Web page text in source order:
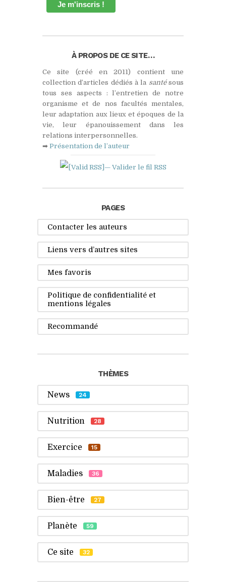
À PROPOS DE CE SITE…
Ce site (créé en 2011) contient une
collection d’articles dédiés à la santésous
tous ses aspects : l’entretien de notre
organisme et de nos facultés mentales,
leur adaptation aux lieux et époques de la
vie, leur épanouissement dans les
relations interpersonnelles.
➡ Présentation de l’auteur
— Valider le fil RSS
PAGES
Contacter les auteurs
Liens vers d’autres sites
Mes favoris
Politique de confidentialité et
mentions légales
Recommandé
THÈMES
News 24
Nutrition 28
Exercice 15
Maladies 36
Bien-être 27
Planète 59
Ce site 32